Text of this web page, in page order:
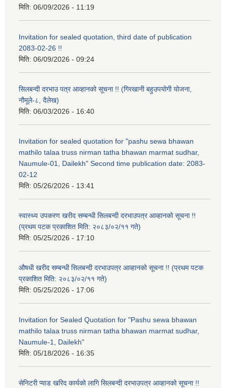
मिति: 06/09/2026 - 11:19
Invitation for sealed quotation, third date of publication
2083-02-26 !!
मिति: 06/09/2026 - 09:24
सिलबन्दी दरभाउ पत्र आव्हानको सूचना !! (गिरखानी बहुउपयोगी योजना,
नौमूले-८, दैलेख)
मिति: 06/03/2026 - 16:40
Invitation for sealed quotation for "pashu sewa bhawan
mathilo talaa truss nirman tatha bhawan marmat sudhar,
Naumule-01, Dailekh" Second time publication date: 2083-
02-12
मिति: 05/26/2026 - 13:41
स्वास्थ्य उपकरण खरीद सम्बन्धी सिलबन्दी दरभाउपत्र आव्हानको सूचना !!
(प्रथम पटक प्रकाशित मिति: २०८३/०२/११ गते)
मिति: 05/25/2026 - 17:10
औषधी खरीद सम्बन्धी सिलबन्दी दरभाउपत्र आव्हानको सूचना !! (प्रथम पटक
प्रकाशित मिति: २०८३/०२/११ गते)
मिति: 05/25/2026 - 17:06
Invitation for Sealed Quotation for "Pashu sewa bhawan
mathilo talaa truss nirman tatha bhawan marmat sudhar,
Naumule-1, Dailekh"
मिति: 05/18/2026 - 16:35
सेनिटरी प्याड खरिद कार्यको लागि सिलबन्दी दरभाउपत्र आव्हानको सूचना !!